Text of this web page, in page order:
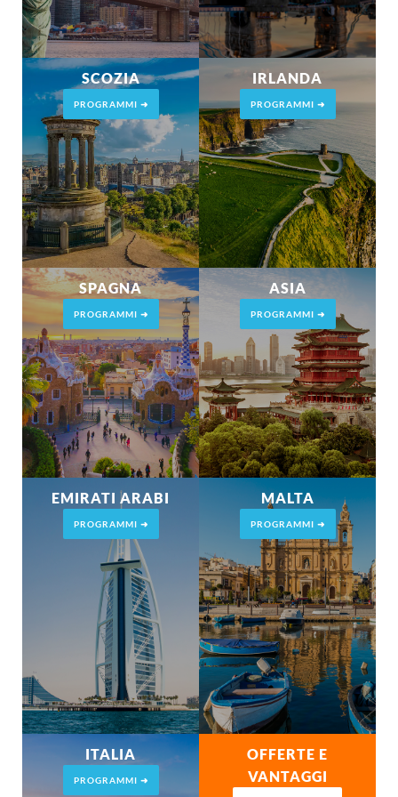
SCOZIA
PROGRAMMI ➜
IRLANDA
PROGRAMMI ➜
SPAGNA
PROGRAMMI ➜
ASIA
PROGRAMMI ➜
EMIRATI ARABI
PROGRAMMI ➜
MALTA
PROGRAMMI ➜
ITALIA
PROGRAMMI ➜
OFFERTE E
VANTAGGI